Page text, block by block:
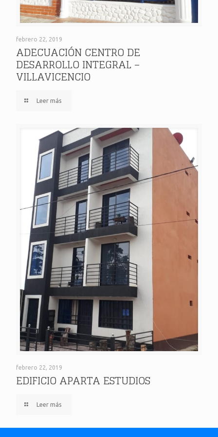
ADECUACIÓN CENTRO DE DESARROLLO INTEGRAL –
VILLAVICENCIO
febrero 22, 2019
ADECUACIÓN CENTRO DE
DESARROLLO INTEGRAL –
VILLAVICENCIO
Leer más
EDIFICIO APARTA ESTUDIOS
febrero 22, 2019
EDIFICIO APARTA ESTUDIOS
Leer más